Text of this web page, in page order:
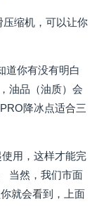
缩机，可以让你
道你有没有明白
油品（油质）会
降冰点适合三
用，这样才能完
当然，我们市面
就会看到，上面